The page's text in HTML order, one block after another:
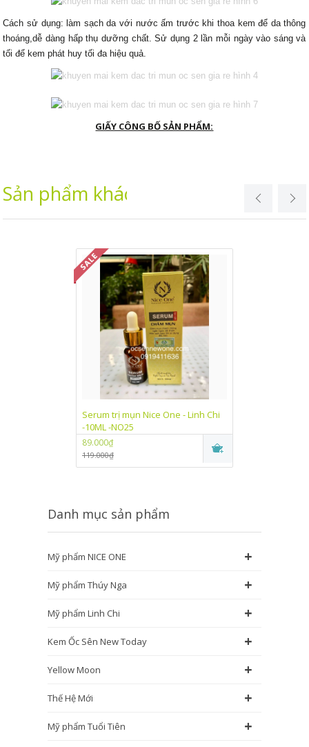
Cách sử dụng: làm sạch da với nước ấm trước khi thoa kem để da thông
thoáng,dễ dàng hấp thụ dưỡng chất. Sử dụng 2 lần mỗi ngày vào sáng và
tối để kem phát huy tối đa hiệu quả.
GIẤY CÔNG BỐ SẢN PHẨM:
Sản phẩm khác
Serum trị mụn Nice One - Linh Chi
-10ML -NO25
89.000₫
119.000₫
Danh mục sản phẩm
Mỹ phẩm NICE ONE +
Mỹ phẩm Thúy Nga +
Mỹ phẩm Linh Chi +
Kem Ốc Sên New Today +
Yellow Moon +
Thế Hệ Mới +
Mỹ phẩm Tuổi Tiên
+